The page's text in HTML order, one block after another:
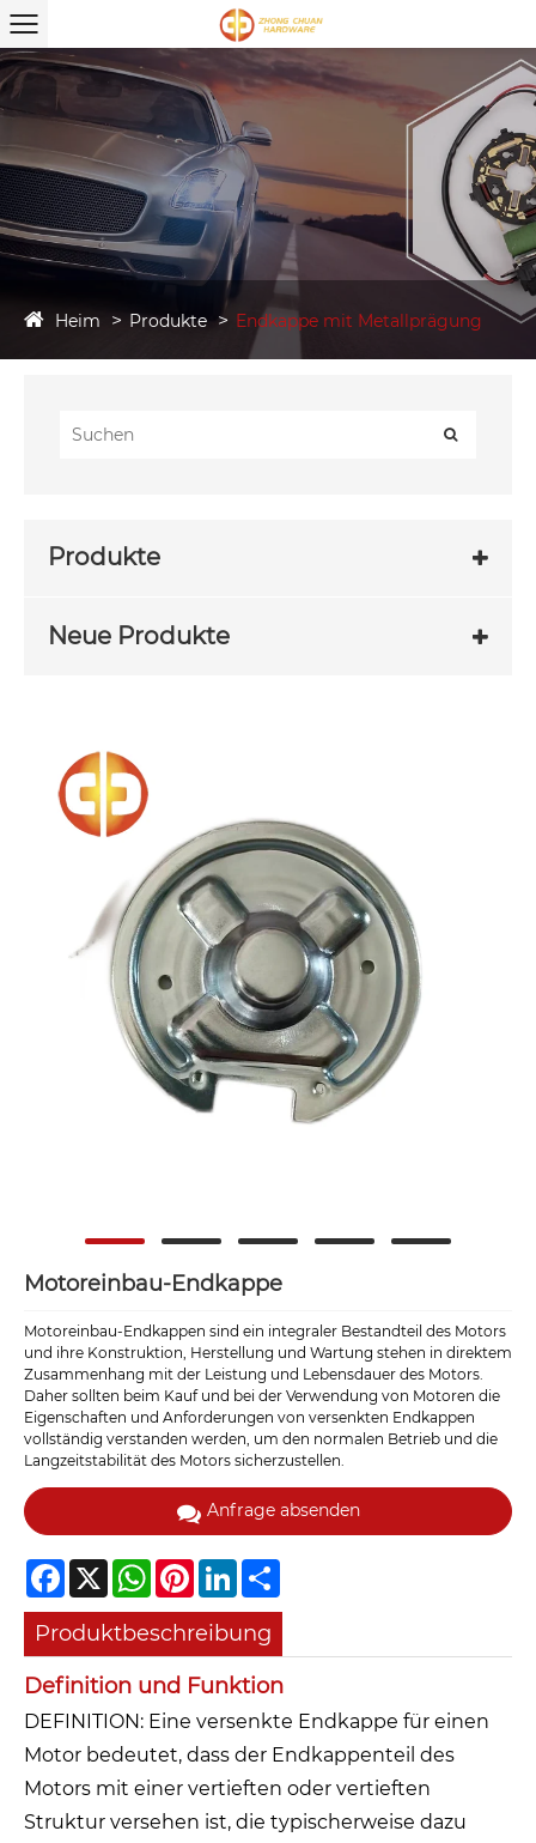
Heim Produkte Endkappe mit Metallprägung
Produkte
Neue Produkte
Motoreinbau-Endkappe
Motoreinbau-Endkappen sind ein integraler Bestandteil des Motors
und ihre Konstruktion, Herstellung und Wartung stehen in direktem
Zusammenhang mit der Leistung und Lebensdauer des Motors.
Daher sollten beim Kauf und bei der Verwendung von Motoren die
Eigenschaften und Anforderungen von versenkten Endkappen
vollständig verstanden werden, um den normalen Betrieb und die
Langzeitstabilität des Motors sicherzustellen.
Anfrage absenden
Facebook
X WhatsAppPinterestLinkedIn
Produktbeschreibung
Definition und Funktion
DEFINITION: Eine versenkte Endkappe für einen
Motor bedeutet, dass der Endkappenteil des
Motors mit einer vertieften oder vertieften
Struktur versehen ist, die typischerweise dazu